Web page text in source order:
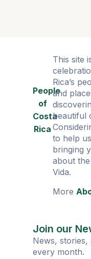
People
of
Costa
Rica
This site
Rica’s
and
beautiful
to help
bringing
about
Vida.
More
Join our
News, stories,
every month.